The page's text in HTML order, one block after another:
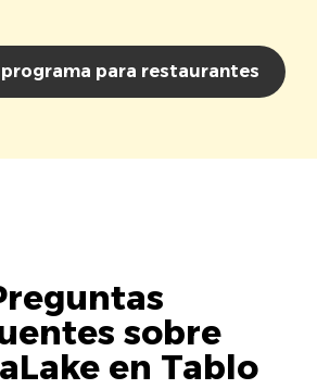
para restaurantes
sobre
en Tablo